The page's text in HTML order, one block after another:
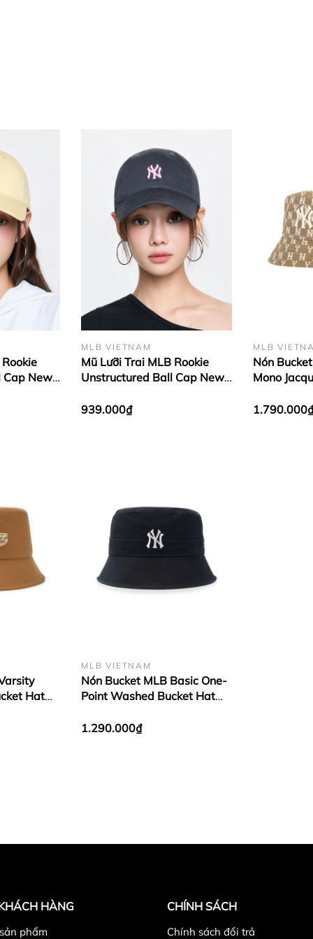
Cap New
MLB VIETNAM
Mũ Lưỡi Trai MLB Rookie
Unstructured Ball Cap New
939.000₫
MLB
Nón
Mono
Hat
MLB VIETNAM
Nón Bucket MLB Basic One-
Point Washed Bucket Hat
1.290.000₫
HÀNG
phẩm
CHÍNH SÁCH
Chính sách đổi trả